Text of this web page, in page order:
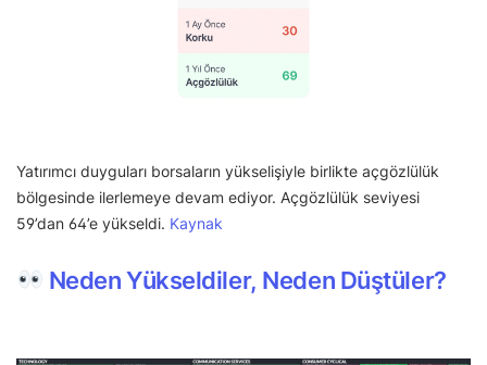
Yatırımcı duyguları borsaların yükselişiyle birlikte açgözlülük
bölgesinde ilerlemeye devam ediyor. Açgözlülük seviyesi
59’dan 64’e yükseldi. Kaynak
Neden Yükseldiler, Neden Düştüler?